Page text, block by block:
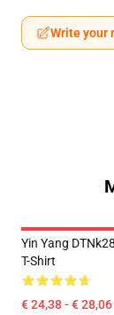
Write your
Yin Yang
T-Shirt
€ 24,38 - € 28,06